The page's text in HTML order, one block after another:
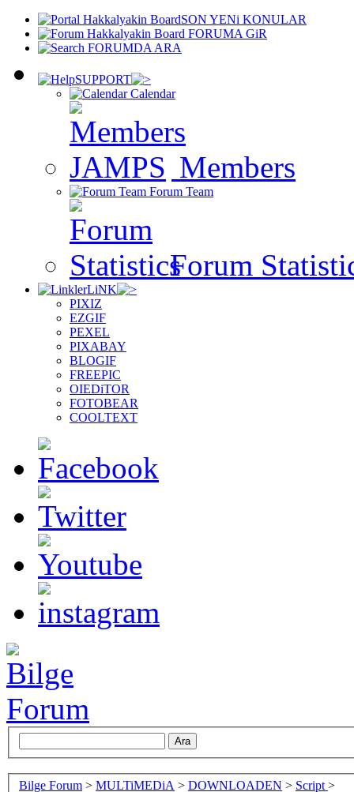
SON YENi KONULAR
FORUMA GiR
FORUMDA ARA
SUPPORT
Calendar
Members
Forum Team
Forum
LiNK
PIXIZ
EZGIF
PEXEL
PIXABAY
BLOGIF
FREEPIC
OIEDiTOR
FOTOBEAR
COOLTEXT
Bilge Forum > MULTiMEDiA > DOWNLOADEN > Script >